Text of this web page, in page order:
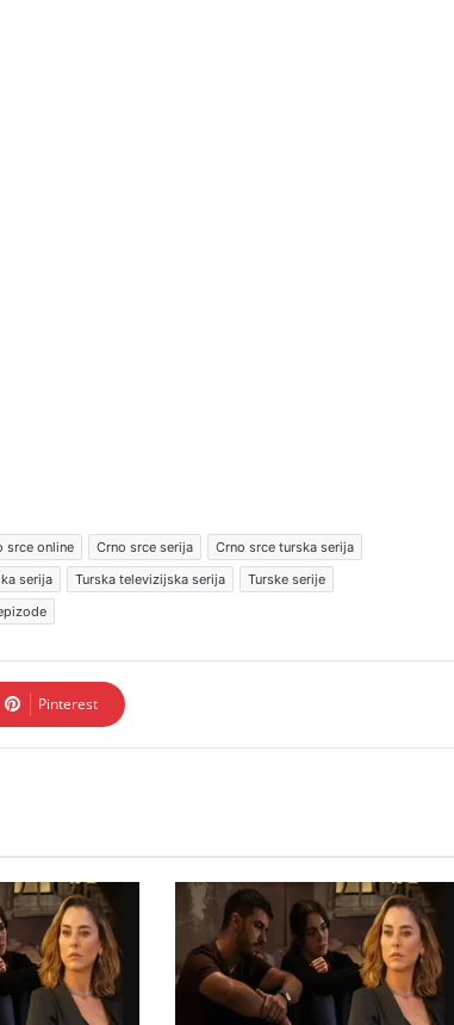
srce online Crno srce serija
Crno srce turska serija
serija Turska televizijska serija
Turske serije
Pinterest